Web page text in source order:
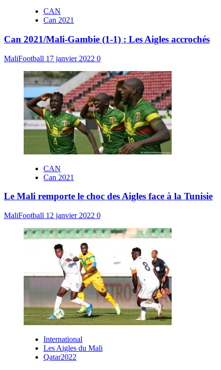
CAN
Can 2021
Can 2021/Mali-Gambie (1-1) : Les Aigles accrochés
MaliFootball 17 janvier 2022 0
CAN
Can 2021
Le Mali remporte le choc des Aigles face à la Tunisie
MaliFootball 12 janvier 2022 0
International
Les Aigles du Mali
Qatar2022